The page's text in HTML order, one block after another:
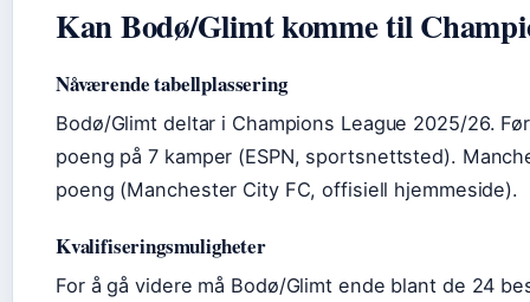
Kan Bodø/Glimt komme til
Nåværende tabellplassering
Bodø/Glimt deltar i Champions League 2025/26.
poeng på 7 kamper (ESPN, sportsnettsted).
poeng (Manchester City FC, offisiell hjemmeside).
Kvalifiseringsmuligheter
For å gå videre må Bodø/Glimt ende blant de 24